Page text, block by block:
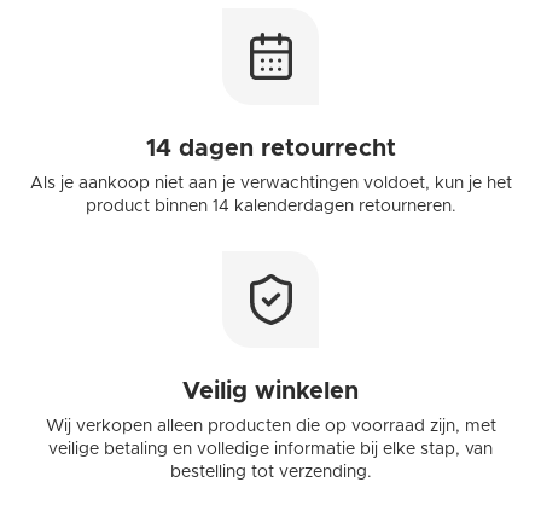
partners kunnen deze gegevens combineren met andere
informatie die u aan ze heeft verstrekt of die ze hebben
verzameld op basis van uw gebruik van hun services.
Alles toestaan
14 dagen retourrecht
Als je aankoop niet aan je verwachtingen voldoet, kun je het
product binnen 14 kalenderdagen retourneren.
Veilig winkelen
Wij verkopen alleen producten die op voorraad zijn, met
veilige betaling en volledige informatie bij elke stap, van
bestelling tot verzending.